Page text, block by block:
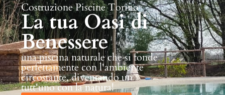
Costruzione Piscine Torino
La tua Oasi di
Benessere
una piscina naturale che si fonde
perfettamente con l'ambiente
circostante, diventando un
tutt'uno con la natura!